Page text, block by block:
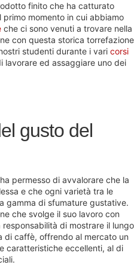
finito che ha catturato
primo momento in cui abbiamo
che ci sono venuti a trovare nella
con questa storica torrefazione
studenti durante i vari corsi
lavorare ed assaggiare uno dei
gusto del
permesso di avvalorare che la
e che ogni varietà tra le
gamma di sfumature gustative.
che svolge il suo lavoro con
di mostrare il lungo
di caffè, offrendo al mercato un
caratteristiche eccellenti, al di